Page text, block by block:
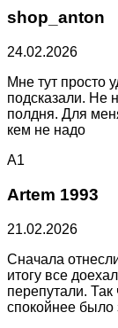
shop_anton
24.02.2026
Мне тут просто
подсказали. Не
полдня. Для
кем не надо
A1
Artem 1993
21.02.2026
Сначала
итогу все
перепутали.
спокойнее было